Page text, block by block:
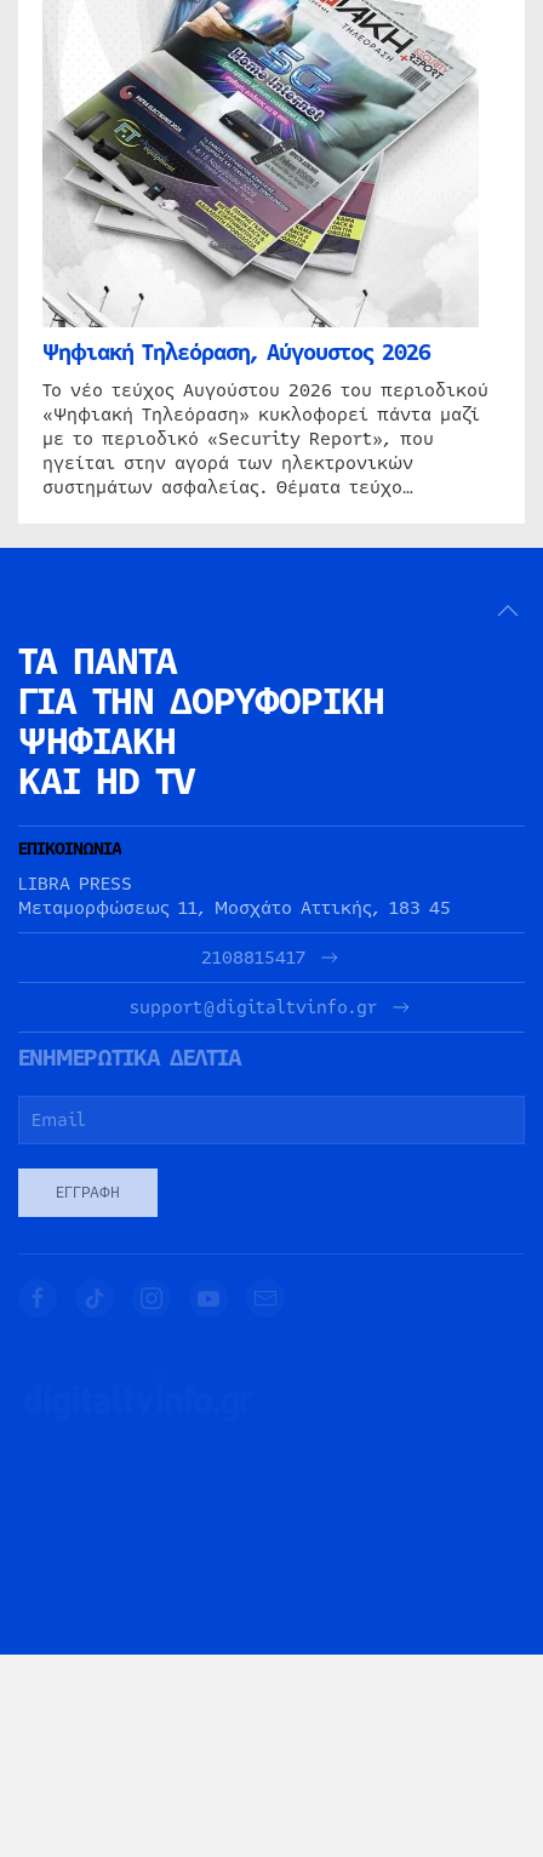
Ψηφιακή Τηλεόραση, Αύγουστος 2026
Το νέο τεύχος Αυγούστου 2026 του περιοδικού
«Ψηφιακή Τηλεόραση» κυκλοφορεί πάντα μαζί
με το περιοδικό «Security Report», που
ηγείται στην αγορά των ηλεκτρονικών
συστημάτων ασφαλείας. Θέματα τεύχο…
ΤΑ ΠΑΝΤΑ
ΓΙΑ ΤΗΝ ΔΟΡΥΦΟΡΙΚΗ
ΨΗΦΙΑΚΗ
ΚΑΙ HD TV
ΕΠΙΚΟΙΝΩΝΙΑ
LIBRA PRESS
Μεταμορφώσεως 11, Μοσχάτο Αττικής, 183 45
2108815417
support@digitaltvinfo.gr
ΕΝΗΜΕΡΩΤΙΚΑ ΔΕΛΤΙΑ
ΕΓΓΡΑΦΉ